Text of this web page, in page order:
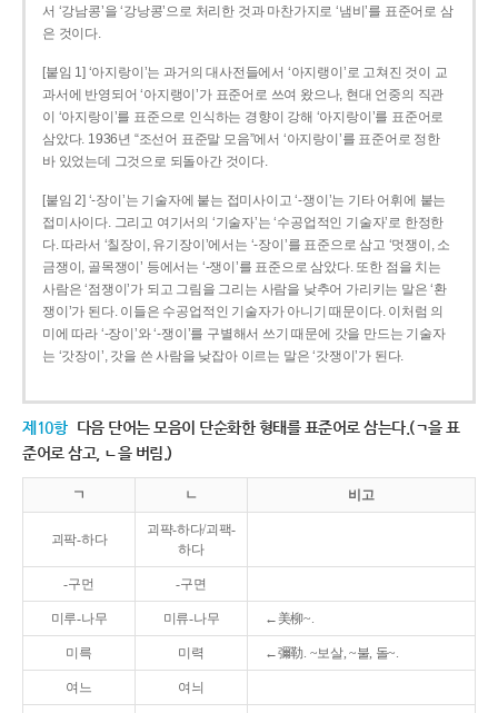
서 ‘강남콩’을 ‘강낭콩’으로 처리한 것과 마찬가지로 ‘냄비’를 표준어로 삼
은 것이다.
[붙임 1] ‘아지랑이’는 과거의 대사전들에서 ‘아지랭이’로 고쳐진 것이 교
과서에 반영되어 ‘아지랭이’가 표준어로 쓰여 왔으나, 현대 언중의 직관
이 ‘아지랑이’를 표준으로 인식하는 경향이 강해 ‘아지랑이’를 표준어로
삼았다. 1936년 “조선어 표준말 모음”에서 ‘아지랑이’를 표준어로 정한
바 있었는데 그것으로 되돌아간 것이다.
[붙임 2] ‘-장이’는 기술자에 붙는 접미사이고 ‘-쟁이’는 기타 어휘에 붙는
접미사이다. 그리고 여기서의 ‘기술자’는 ‘수공업적인 기술자’로 한정한
다. 따라서 ‘칠장이, 유기장이’에서는 ‘-장이’를 표준으로 삼고 ‘멋쟁이, 소
금쟁이, 골목쟁이’ 등에서는 ‘-쟁이’를 표준으로 삼았다. 또한 점을 치는
사람은 ‘점쟁이’가 되고 그림을 그리는 사람을 낮추어 가리키는 말은 ‘환
쟁이’가 된다. 이들은 수공업적인 기술자가 아니기 때문이다. 이처럼 의
미에 따라 ‘-장이’와 ‘-쟁이’를 구별해서 쓰기 때문에 갓을 만드는 기술자
는 ‘갓장이’, 갓을 쓴 사람을 낮잡아 이르는 말은 ‘갓쟁이’가 된다.
제10항 다음 단어는 모음이 단순화한 형태를 표준어로 삼는다.(ㄱ을 표
준어로 삼고, ㄴ을 버림.)
ㄱ ㄴ 비고
괴팍-하다
괴퍅-하다/괴팩-
하다
-구먼 -구면
미루-나무 미류-나무 ←美柳~.
미륵 미력 ←彌勒. ~보살, ~불, 돌~.
여느 여늬